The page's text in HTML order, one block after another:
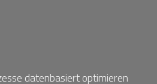
datenbasiert optimieren